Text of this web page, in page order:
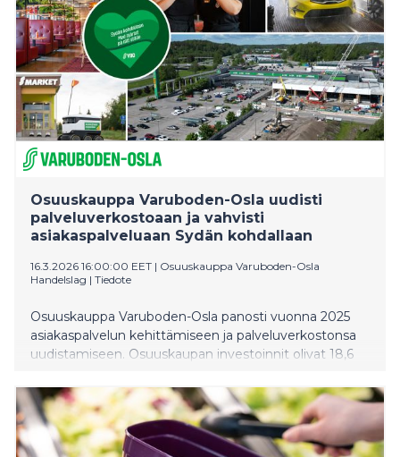
Osuuskauppa Varuboden-Osla uudisti
palveluverkostoaan ja vahvisti
asiakaspalveluaan Sydän kohdallaan
16.3.2026 16:00:00 EET | Osuuskauppa Varuboden-Osla
Handelslag | Tiedote
Osuuskauppa Varuboden-Osla panosti vuonna 2025
asiakaspalvelun kehittämiseen ja palveluverkostonsa
uudistamiseen. Osuuskaupan investoinnit olivat 18,6
miljoonaan euroon. Vuoden aikana uudistuksia tehtiin
marketkaupassa, ravintoloissa ja liikennekaupassa
osana pitkäjänteistä työtä alueen palvelujen
kehittämiseksi.